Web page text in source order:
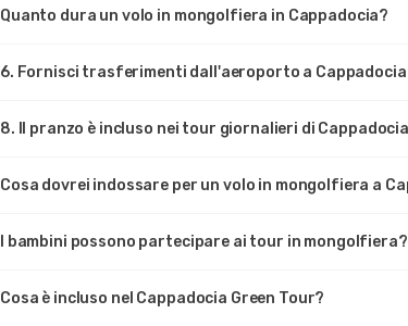
Quanto dura un volo in mongolfiera in Cappadocia?
6. Fornisci trasferimenti dall'aeroporto a
8. Il pranzo è incluso nei tour giornalieri di
Cosa dovrei indossare per un volo in mongolfiera a
I bambini possono partecipare ai tour in mongolfiera?
Cosa è incluso nel Cappadocia Green Tour?